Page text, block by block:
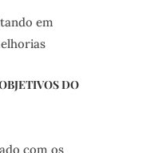
em
DO
com os